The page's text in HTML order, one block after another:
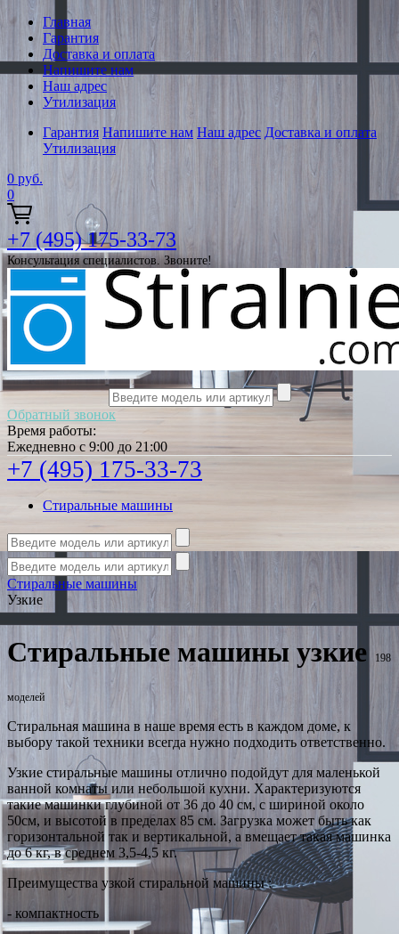
Главная
Гарантия
Доставка и оплата
Напишите нам
Наш адрес
Утилизация
Гарантия Напишите нам Наш адрес Доставка и оплата
Утилизация
0 руб.
0
+7 (495) 175-33-73
Консультация специалистов. Звоните!
Обратный звонок
Время работы:
Ежедневно с 9:00 до 21:00
+7 (495) 175-33-73
Стиральные машины
Стиральные машины
Узкие
Стиральные машины узкие 198
моделей
Стиральная машина в наше время есть в каждом доме, к
выбору такой техники всегда нужно подходить ответственно.
Узкие стиральные машины отлично подойдут для маленькой
ванной комнаты или небольшой кухни. Характеризуются
такие машинки глубиной от 36 до 40 см, с шириной около
50см, и высотой в пределах 85 см. Загрузка может быть как
горизонтальной так и вертикальной, а вмещает такая машинка
до 6 кг, в среднем 3,5-4,5 кг.
Преимущества узкой стиральной машины :
- компактность